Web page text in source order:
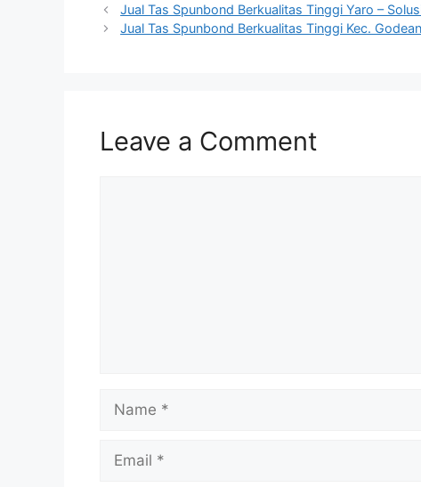
Jual Tas Spunbond Berkualitas Tinggi Yaro –
Jual Tas Spunbond Berkualitas Tinggi Kec.
Leave a Comment
Name
Email